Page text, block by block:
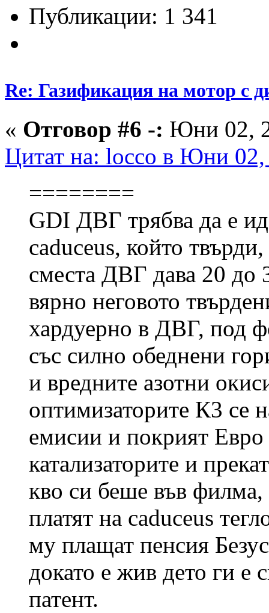
Публикации: 1 341
Re: Газификация на мотор с
« Отговор #6 -: Юни 02,
Цитат на: locco в Юни
========
GDI ДВГ трябва да е
caduceus, който
сместа ДВГ дава 20 до
вярно неговото
хардуерно в ДВГ, под
със силно обеднени
и вредните азотни
оптимизаторите К3 се
емисии и покрият Евро
катализаторите и
кво си беше във филма,
платят на caduceus
му плащат пенсия
докато е жив дето ги е
патент.